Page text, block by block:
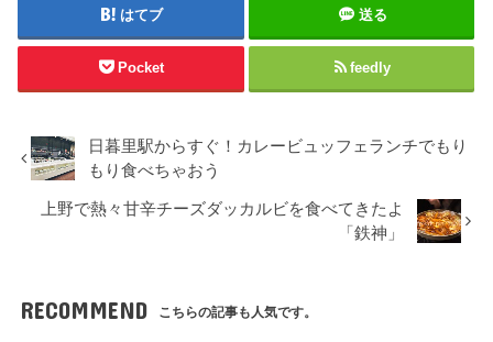
はてブ 送る
Pocket feedly
日暮里駅からすぐ！カレービュッフェランチでもり
もり食べちゃおう
上野で熱々甘辛チーズダッカルビを食べてきたよ
「鉄神」
RECOMMEND こちらの記事も人気です。